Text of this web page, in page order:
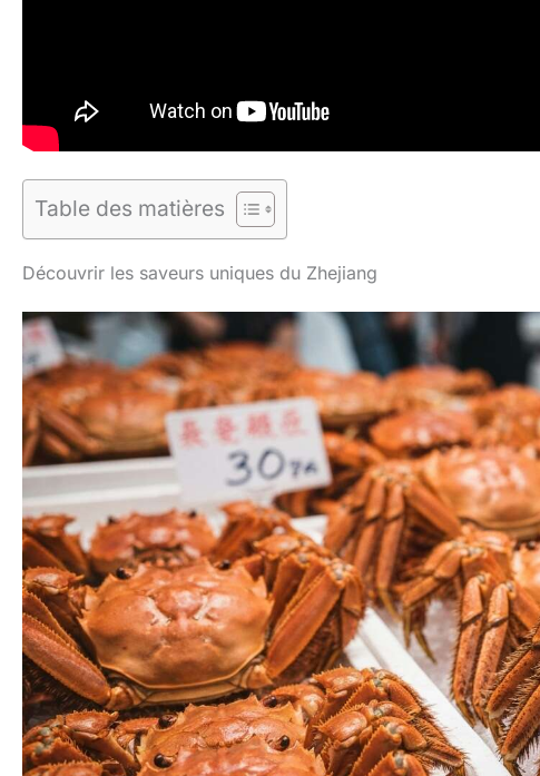
Table des matières
Découvrir les saveurs uniques du Zhejiang